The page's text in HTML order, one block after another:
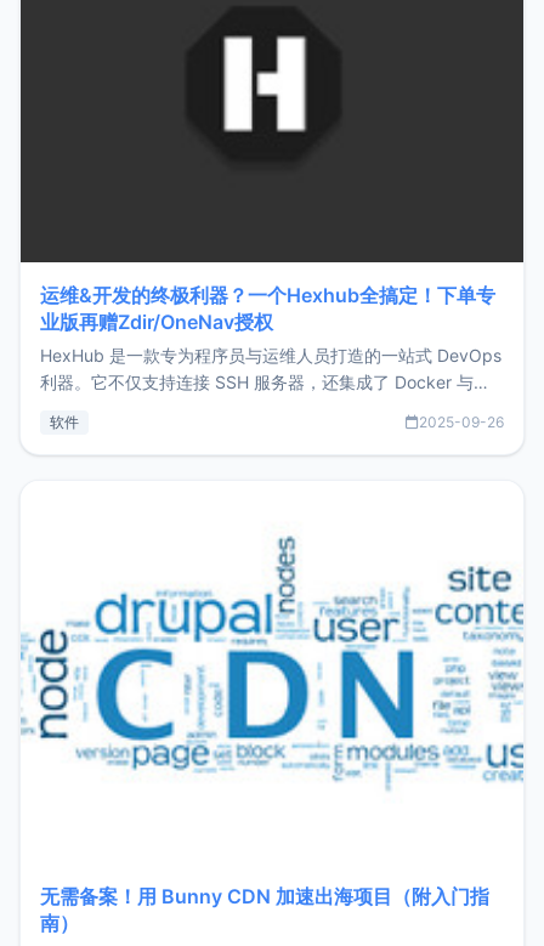
运维&开发的终极利器？一个Hexhub全搞定！下单专
业版再赠Zdir/OneNav授权
HexHub 是一款专为程序员与运维人员打造的一站式 DevOps
利器。它不仅支持连接 SSH 服务器，还集成了 Docker 与常
件间频繁切换，仅凭 HexHub 即可同时搞定运维与数据库操
软件 2025-09-26
无需备案！用 Bunny CDN 加速出海项目（附入门指
南）